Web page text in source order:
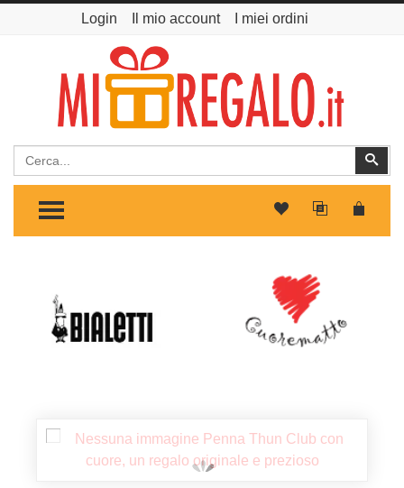
Login Il mio account I miei ordini
Cerca
TOGGLE MENU